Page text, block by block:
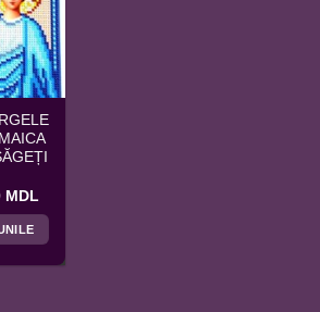
MDL
prețuri:
65,0 MDL
la